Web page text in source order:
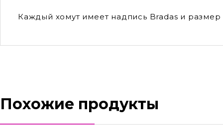
Каждый хомут имеет надпись Bradas и
Похожие продукты